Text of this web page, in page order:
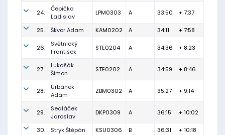
24.
Čepička
Ladislav
LPM0303 A 33:50 + 7:37
25. Škvor Adam KAM0202 A 34:11 + 7:58
26.
Světnický
František
STE0204 A 34:36 + 8:23
27.
Lukašák
Šimon
STE0202 A 34:59 + 8:46
28.
Urbánek
Adam
ZBM0302 A 35:27 + 9:14
29.
Sedláček
Jaroslav
DKP0309 A 36:15 + 10:02
30. Stryk Štěpán KSU0306 B 36:31
+ 10:18